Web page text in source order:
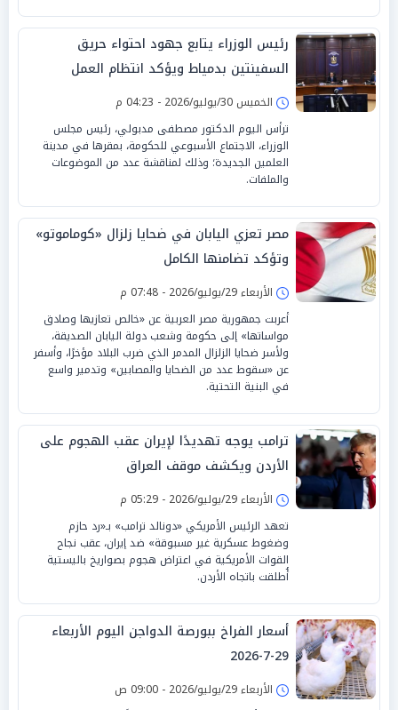
رئيس الوزراء يتابع جهود احتواء حريق
السفينتين بدمياط ويؤكد انتظام العمل
بالميناءالخميس 30/يوليو/2026 - 04:23 م
ترأس اليوم الدكتور مصطفى مدبولي، رئيس مجلس
الوزراء، الاجتماع الأسبوعي للحكومة، بمقرها في مدينة
العلمين الجديدة؛ وذلك لمناقشة عدد من الموضوعات
والملفات.
مصر تعزي اليابان في ضحايا زلزال «كوماموتو»
وتؤكد تضامنها الكامل
الأربعاء 29/يوليو/2026 - 07:48 م
أعربت جمهورية مصر العربية عن «خالص تعازيها وصادق
مواساتها» إلى حكومة وشعب دولة اليابان الصديقة،
ولأسر ضحايا الزلزال المدمر الذي ضرب البلاد مؤخرًا، وأسفر
عن «سقوط عدد من الضحايا والمصابين» وتدمير واسع
في البنية التحتية.
ترامب يوجه تهديدًا لإيران عقب الهجوم على
الأردن ويكشف موقف العراق
الأربعاء 29/يوليو/2026 - 05:29 م
تعهد الرئيس الأمريكي «دونالد ترامب» بـ«رد حازم
وضغوط عسكرية غير مسبوقة» ضد إيران، عقب نجاح
القوات الأمريكية في اعتراض هجوم بصواريخ باليستية
أُطلقت باتجاه الأردن.
أسعار الفراخ ببورصة الدواجن اليوم الأربعاء
29-7-2026
الأربعاء 29/يوليو/2026 - 09:00 ص